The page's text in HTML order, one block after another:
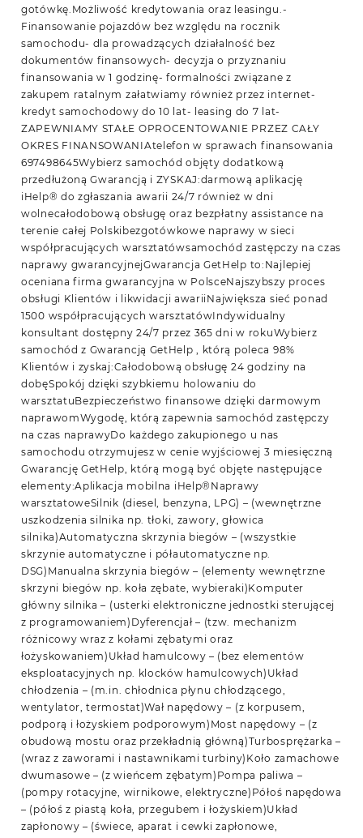
gotówkę.Możliwość kredytowania oraz leasingu.-
Finansowanie pojazdów bez względu na rocznik
samochodu- dla prowadzących działalność bez
dokumentów finansowych- decyzja o przyznaniu
finansowania w 1 godzinę- formalności związane z
zakupem ratalnym załatwiamy również przez internet-
kredyt samochodowy do 10 lat- leasing do 7 lat-
ZAPEWNIAMY STAŁE OPROCENTOWANIE PRZEZ CAŁY
OKRES FINANSOWANIAtelefon w sprawach finansowania
697498645Wybierz samochód objęty dodatkową
przedłużoną Gwarancją i ZYSKAJ:darmową aplikację
iHelp® do zgłaszania awarii 24/7 również w dni
wolnecałodobową obsługę oraz bezpłatny assistance na
terenie całej Polskibezgotówkowe naprawy w sieci
współpracujących warsztatówsamochód zastępczy na czas
naprawy gwarancyjnejGwarancja GetHelp to:Najlepiej
oceniana firma gwarancyjna w PolsceNajszybszy proces
obsługi Klientów i likwidacji awariiNajwiększa sieć ponad
1500 współpracujących warsztatówIndywidualny
konsultant dostępny 24/7 przez 365 dni w rokuWybierz
samochód z Gwarancją GetHelp , którą poleca 98%
Klientów i zyskaj:Całodobową obsługę 24 godziny na
dobęSpokój dzięki szybkiemu holowaniu do
warsztatuBezpieczeństwo finansowe dzięki darmowym
naprawomWygodę, którą zapewnia samochód zastępczy
na czas naprawyDo każdego zakupionego u nas
samochodu otrzymujesz w cenie wyjściowej 3 miesięczną
Gwarancję GetHelp, którą mogą być objęte następujące
elementy:Aplikacja mobilna iHelp®Naprawy
warsztatoweSilnik (diesel, benzyna, LPG) – (wewnętrzne
uszkodzenia silnika np. tłoki, zawory, głowica
silnika)Automatyczna skrzynia biegów – (wszystkie
skrzynie automatyczne i półautomatyczne np.
DSG)Manualna skrzynia biegów – (elementy wewnętrzne
skrzyni biegów np. koła zębate, wybieraki)Komputer
główny silnika – (usterki elektroniczne jednostki sterującej
z programowaniem)Dyferencjał – (tzw. mechanizm
różnicowy wraz z kołami zębatymi oraz
łożyskowaniem)Układ hamulcowy – (bez elementów
eksploatacyjnych np. klocków hamulcowych)Układ
chłodzenia – (m.in. chłodnica płynu chłodzącego,
wentylator, termostat)Wał napędowy – (z korpusem,
podporą i łożyskiem podporowym)Most napędowy – (z
obudową mostu oraz przekładnią główną)Turbosprężarka –
(wraz z zaworami i nastawnikami turbiny)Koło zamachowe
dwumasowe – (z wieńcem zębatym)Pompa paliwa –
(pompy rotacyjne, wirnikowe, elektryczne)Półoś napędowa
– (półoś z piastą koła, przegubem i łożyskiem)Układ
zapłonowy – (świece, aparat i cewki zapłonowe,